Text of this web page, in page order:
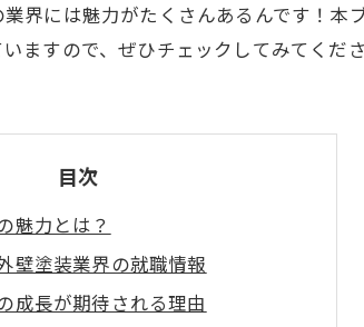
界には魅力がたくさんあるんです！本
ますので、ぜひチェックしてみてくださ
目次
魅力とは？
壁塗装業界の就職情報
成長が期待される理由